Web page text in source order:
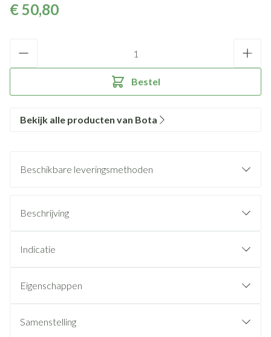
€ 50,80
Bestel
Bekijk alle producten van Bota
Beschikbare leveringsmethoden
Beschrijving
Indicatie
Eigenschappen
Samenstelling